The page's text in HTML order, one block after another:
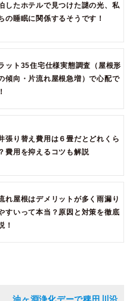
したホテルで見つけた謎の光、私
の睡眠に関係するそうです！
ット35住宅仕様実態調査（屋根形
傾向・片流れ屋根急増）で心配で
張り替え費用は６畳だとどれくら
費用を抑えるコツも解説
れ屋根はデメリットが多く雨漏り
すいって本当？原因と対策を徹底
！
油ヶ淵浄化デーで稗田川沿